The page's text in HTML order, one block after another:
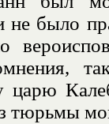
не было
царю
тюрьмы